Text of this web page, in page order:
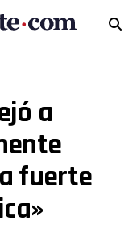
a
fuerte